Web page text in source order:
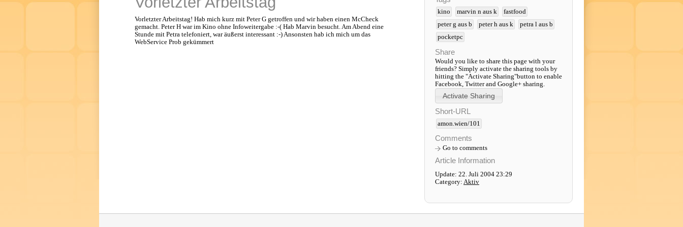
Vorletzter Arbeitstag! Hab mich kurz mit Peter G getroffen und wir haben einen McCheck
gemacht. Peter H war im Kino ohne Infoweitergabe :-( Hab Marvin besucht. Am Abend eine
Stunde mit Petra telefoniert, war äußerst interessant :-) Ansonsten hab ich mich um das
WebService Prob gekümmert
kino marvin n aus k
fastfood
peter g aus b
peter h aus k
petra l aus b
pocketpc
Share
Would you like to share this page with your
friends? Simply activate the sharing tools by
hitting the "Activate Sharing"button to enable
Facebook, Twitter and Google+ sharing.
Short-URL
amon.wien/101
Comments
Go to comments
Article Information
Update: 22. Juli 2004 23:29
Category: Aktiv